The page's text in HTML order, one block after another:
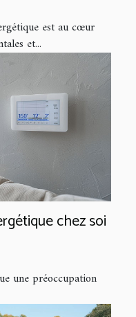
est au cœur
et...
chez soi
une préoccupation